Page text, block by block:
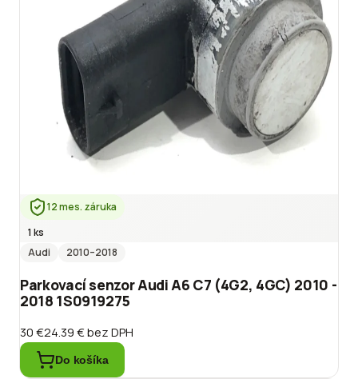
12 mes. záruka
1 ks
Audi
2010–2018
Parkovací senzor Audi A6 C7 (4G2, 4GC) 2010 -
2018 1S0919275
30 €24.39 €bez DPH
Do košíka